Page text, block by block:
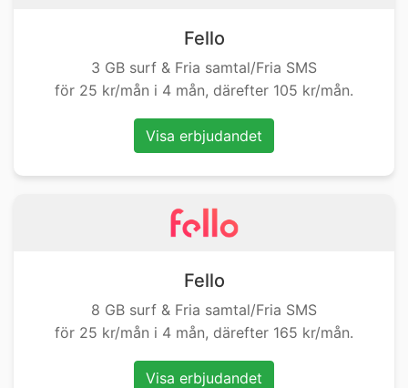
Fello
3 GB surf & Fria samtal/Fria SMS
för 25 kr/mån i 4 mån, därefter 105 kr/mån.
Visa erbjudandet
Fello
8 GB surf & Fria samtal/Fria SMS
för 25 kr/mån i 4 mån, därefter 165 kr/mån.
Visa erbjudandet